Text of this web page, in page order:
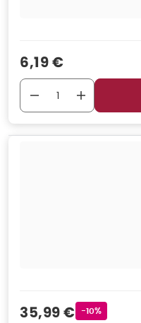
Verkaufspreis
6,19 €
Verkaufspreis
35,99 € Rabattstempel
-10%